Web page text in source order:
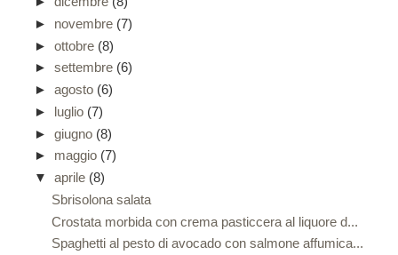
► novembre (7)
► ottobre (8)
► settembre (6)
► agosto (6)
► luglio (7)
► giugno (8)
► maggio (7)
▼ aprile (8)
Sbrisolona salata
Crostata morbida con crema pasticcera al liquore d...
Spaghetti al pesto di avocado con salmone affumica...